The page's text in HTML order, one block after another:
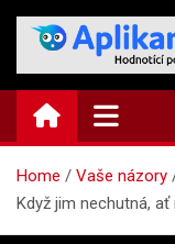
INFO-
Zpravodajský
Home
Vaše názory
Když jim nechutná,